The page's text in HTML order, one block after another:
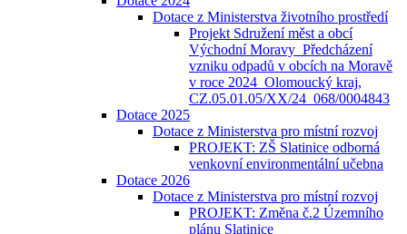
Dotace z Ministerstva životního prostředí
Projekt Sdružení měst a obcí
Východní Moravy_Předcházení
vzniku odpadů v obcích na Moravě
v roce 2024_Olomoucký kraj,
CZ.05.01.05/XX/24_068/0004843
Dotace 2025
Dotace z Ministerstva pro místní rozvoj
PROJEKT: ZŠ Slatinice odborná
venkovní environmentální učebna
Dotace 2026
Dotace z Ministerstva pro místní rozvoj
PROJEKT: Změna č.2 Územního
plánu Slatinice